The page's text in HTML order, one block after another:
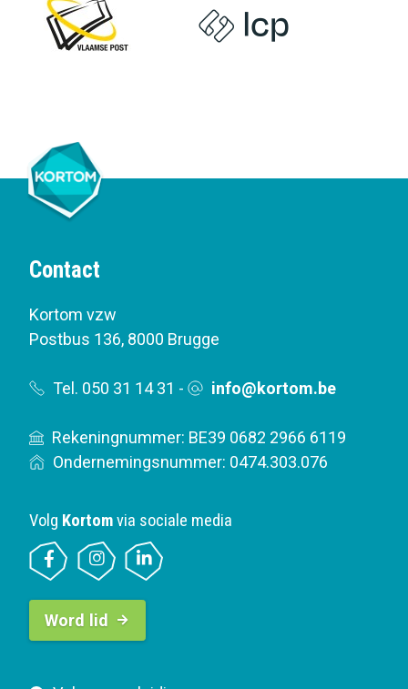
Contact
Kortom vzw
Postbus 136, 8000 Brugge
Tel. 050 31 14 31 - info@kortom.be
Rekeningnummer: BE39 0682 2966 6119
Ondernemingsnummer: 0474.303.076
Volg Kortomvia sociale media
B
t
Word lid